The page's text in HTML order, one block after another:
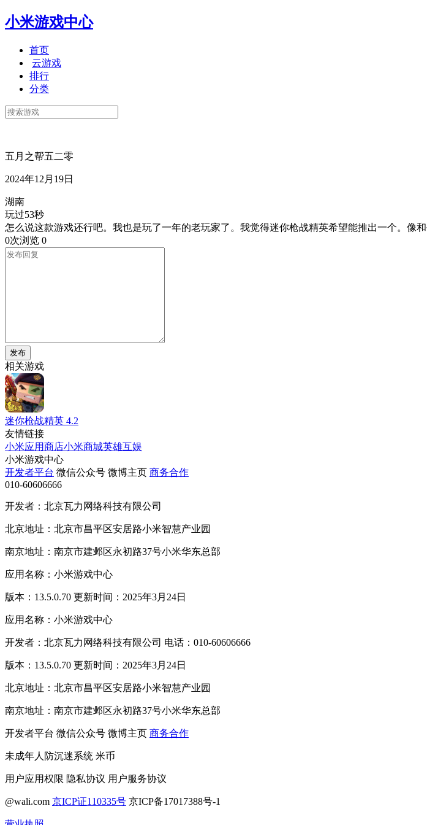
小米游戏中心
首页
云游戏
排行
分类
五月之帮五二零
2024年12月19日
湖南
玩过53秒
怎么说这款游戏还行吧。我也是玩了一年的老玩家了。我觉得迷你枪战精英希望能推出一个。像
0次浏览 0
发布
相关游戏
迷你枪战精英 4.2
友情链接
小米应用商店小米商城英雄互娱
小米游戏中心
开发者平台 微信公众号 微博主页 商务合作
010-60606666
开发者：北京瓦力网络科技有限公司
北京地址：北京市昌平区安居路小米智慧产业园
南京地址：南京市建邺区永初路37号小米华东总部
应用名称：小米游戏中心
版本：13.5.0.70 更新时间：2025年3月24日
应用名称：小米游戏中心
开发者：北京瓦力网络科技有限公司 电话：010-60606666
版本：13.5.0.70 更新时间：2025年3月24日
北京地址：北京市昌平区安居路小米智慧产业园
南京地址：南京市建邺区永初路37号小米华东总部
开发者平台 微信公众号 微博主页 商务合作
未成年人防沉迷系统 米币
用户应用权限 隐私协议 用户服务协议
@wali.com 京ICP证110335号 京ICP备17017388号-1